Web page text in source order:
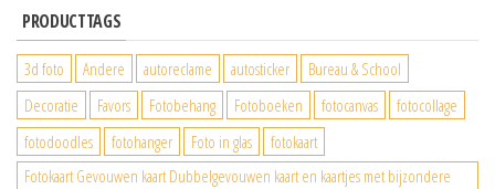
PRODUCTTAGS
3d foto Andere autoreclame autosticker
Bureau & School
Decoratie
Favors Fotobehang Fotoboeken fotocanvas
fotocollage
fotodoodles
fotohanger Foto in glas
fotokaart
Fotokaart Gevouwen kaart Dubbelgevouwen kaart en kaartjes met bijzondere